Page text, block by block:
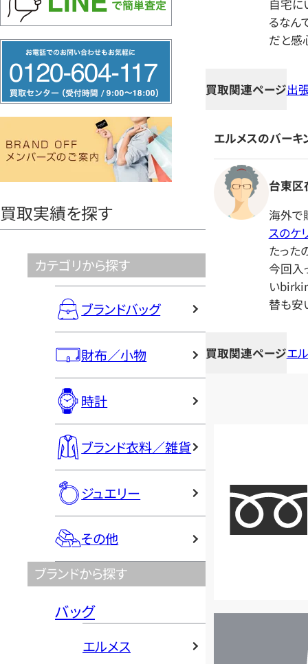
リ
ー
ヤ
買取実績を探す
カテゴリから探す
ブランドバッグ
財布／小物
時計
ブランド衣料／雑貨
ジュエリー
その他
ブランドから探す
バッグ
エルメス
自宅に
るなん
だと感
買取関連ページ出
エルメスのバーキ
台東区
海外で
スのケ
たった
今回入
い
替も安
買取関連ページエ